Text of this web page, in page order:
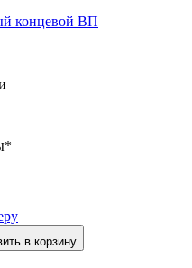
концевой ВП
в корзину